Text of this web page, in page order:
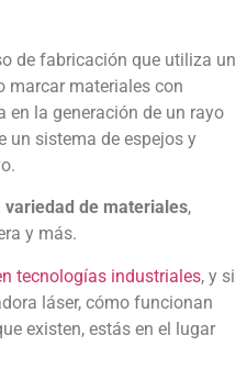
de fabricación que utiliza un
marcar materiales con
en la generación de un rayo
un sistema de espejos y
de materiales,
y más.
tecnologías industriales, y si
láser, cómo funcionan
existen, estás en el lugar